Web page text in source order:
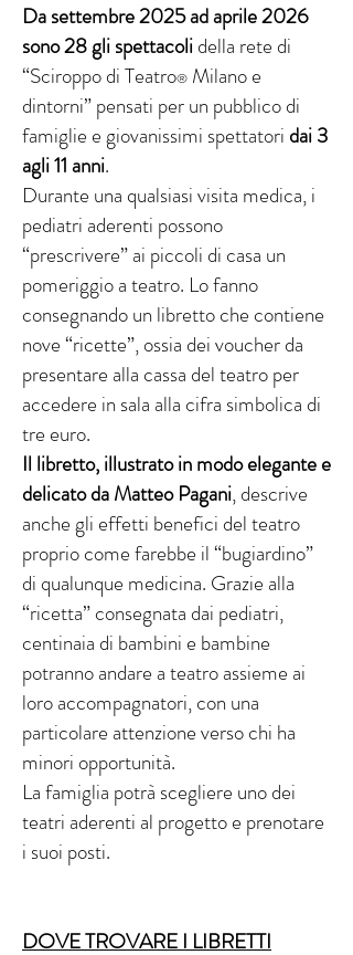
Da settembre 2025 ad aprile 2026
sono 28 gli spettacolidella rete di
“Sciroppo di Teatro® Milano e
dintorni” pensati per un pubblico di
famiglie e giovanissimi spettatori dai 3
agli 11 anni.
Durante una qualsiasi visita medica, i
pediatri aderenti possono
“prescrivere” ai piccoli di casa un
pomeriggio a teatro. Lo fanno
consegnando un libretto che contiene
nove “ricette”, ossia dei voucher da
presentare alla cassa del teatro per
accedere in sala alla cifra simbolica di
tre euro.
Il libretto, illustrato in modo elegante e
delicato da Matteo Pagani, descrive
anche gli effetti benefici del teatro
proprio come farebbe il “bugiardino”
di qualunque medicina. Grazie alla
“ricetta” consegnata dai pediatri,
centinaia di bambini e bambine
potranno andare a teatro assieme ai
loro accompagnatori, con una
particolare attenzione verso chi ha
minori opportunità.
La famiglia potrà scegliere uno dei
teatri aderenti al progetto e prenotare
i suoi posti.
DOVE TROVARE I LIBRETTI